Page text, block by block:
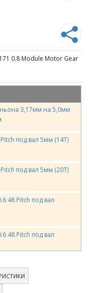
0.8 Module Motor Gear
3,17мм на 5,0мм
под вал 5мм (14T)
под вал 5мм (20T)
48 Pitch под вал
48 Pitch под вал
под вал 5мм (15T)